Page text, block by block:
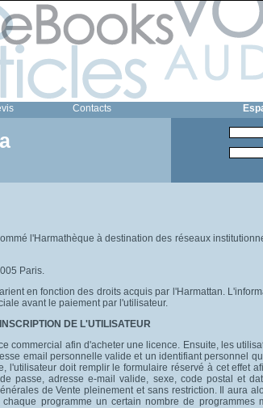
Contacts
l'Harmathèque à destination des réseaux
Paris.
en fonction des droits acquis par l'Harmattan.
avant le paiement par l'utilisateur.
DE L'UTILISATEUR
commercial afin d'acheter une licence. Ensuite, les
email personnelle valide et un identifiant personnel
l'utilisateur doit remplir le formulaire réservé à cet effet
passe, adresse e-mail valide, sexe, code postal et
de Vente pleinement et sans restriction. Il aura
programme un certain nombre de programmes